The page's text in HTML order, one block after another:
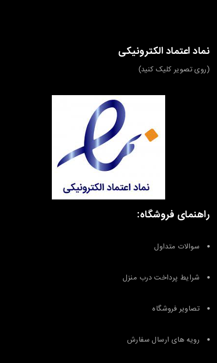
نماد اعتماد الکترونیکی
(روی تصویر کلیک کنید)
راهنمای فروشگاه:
سوالات متداول
شرایط پرداخت درب منزل
تصاویر فروشگاه
رویه های ارسال سفارش